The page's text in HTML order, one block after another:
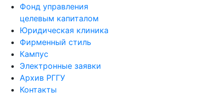
Фонд управления
целевым капиталом
Юридическая клиника
Фирменный стиль
Кампус
Электронные заявки
Архив РГГУ
Контакты